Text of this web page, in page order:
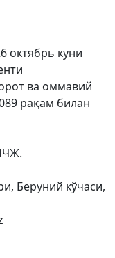
октябрь куни
ва оммавий
рақам билан
Беруний кўчаси,